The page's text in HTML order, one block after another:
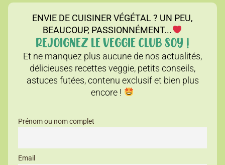
ENVIE DE CUISINER VÉGÉTAL ? UN PEU,
BEAUCOUP, PASSIONNÉMENT...
REJOIGNEZ LE VEGGIE CLUB SOY !
Et ne manquez plus aucune de nos actualités,
délicieuses recettes veggie, petits conseils,
astuces futées, contenu exclusif et bien plus
encore !
Prénom ou nom complet
Email